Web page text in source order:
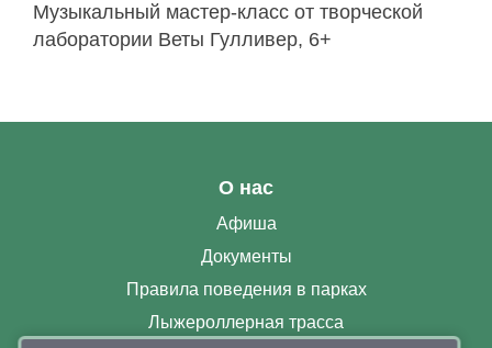
Музыкальный мастер-класс от творческой
лаборатории Веты Гулливер, 6+
О нас
Афиша
Документы
Правила поведения в парках
Лыжероллерная трасса